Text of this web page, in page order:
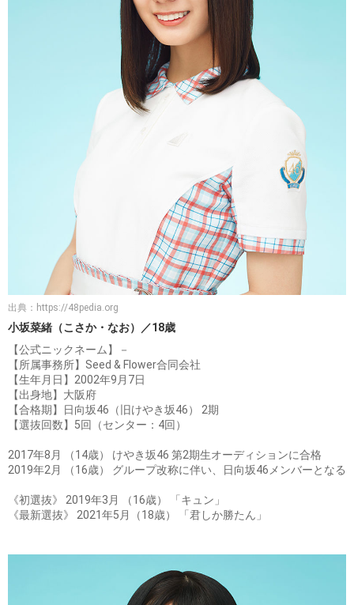
出典： https://48pedia.org
小坂菜緒（こさか・なお）／18歳
【公式ニックネーム】－
【所属事務所】Seed & Flower合同会社
【生年月日】2002年9月7日
【出身地】大阪府
【合格期】日向坂46（旧けやき坂46） 2期
【選抜回数】5回（センター：4回）
2017年8月 （14歳） けやき坂46 第2期生オーディションに合格
2019年2月 （16歳） グループ改称に伴い、日向坂46メンバーとなる
《初選抜》 2019年3月 （16歳） 「キュン」
《最新選抜》 2021年5月（18歳） 「君しか勝たん」